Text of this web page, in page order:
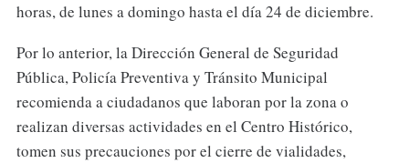
horas, de lunes a domingo hasta el día 24 de diciembre.
Por lo anterior, la Dirección General de Seguridad
Pública, Policía Preventiva y Tránsito Municipal
recomienda a ciudadanos que laboran por la zona o
realizan diversas actividades en el Centro Histórico,
tomen sus precauciones por el cierre de vialidades,